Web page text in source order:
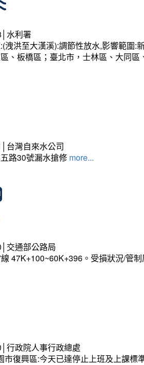
水利署
洩洪至大漢溪):調節性放水,影響範圍
、板橋區；臺北市，士林區、大同
台灣自來水公司
路30號漏水搶修 more...
交通部公路局
47K+100~60K+396。受損狀況/管
行政院人事行政總處
市復興區:今天已達停止上班及上課